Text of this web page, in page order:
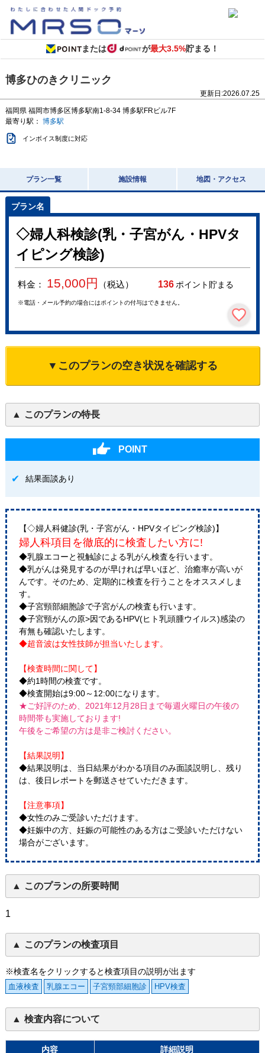
または が最大3.5%貯まる！
博多ひのきクリニック
更新日:2026.07.25
福岡県 福岡市博多区博多駅南1-8-34 博多駅FRビル7F
最寄り駅： 博多駅
インボイス制度に対応
プラン一覧 施設情報 地図・アクセス
◇婦人科検診(乳・子宮がん・HPVタ
イピング検診)
料金： 15,000円 （税込） 136ポイント貯まる
※電話・メール予約の場合にはポイントの付与はできません。
▼このプランの空き状況を確認する
このプランの特長
POINT
結果面談あり
【◇婦人科健診(乳・子宮がん・HPVタイピング検診)】
婦人科項目を徹底的に検査したい方に!
◆乳腺エコーと視触診による乳がん検査を行います。
◆乳がんは発見するのが早ければ早いほど、治癒率が高いが
んです。そのため、定期的に検査を行うことをオススメしま
す。
◆子宮頸部細胞診で子宮がんの検査も行います。
◆子宮頸がんの原>因であるHPV(ヒト乳頭腫ウイルス)感染の
有無も確認いたします。
◆超音波は女性技師が担当いたします。
【検査時間に関して】
◆約1時間の検査です。
◆検査開始は9:00～12:00になります。
★ご好評のため、2021年12月28日まで毎週火曜日の午後の
時間帯も実施しております!
午後をご希望の方は是非ご検討ください。
【結果説明】
◆結果説明は、当日結果がわかる項目のみ面談説明し、残り
は、後日レポートを郵送させていただきます。
【注意事項】
◆女性のみご受診いただけます。
◆妊娠中の方、妊娠の可能性のある方はご受診いただけない
場合がございます。
このプランの所要時間
1
このプランの検査項目
※検査名をクリックすると検査項目の説明が出ます
血液検査 乳腺エコー 子宮頸部細胞診 HPV検査
検査内容について
内容 詳細説明